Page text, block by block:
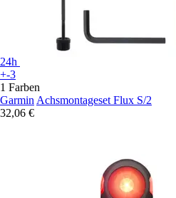
24h
+-3
1 Farben
Garmin Achsmontageset Flux S/2
32,06 €